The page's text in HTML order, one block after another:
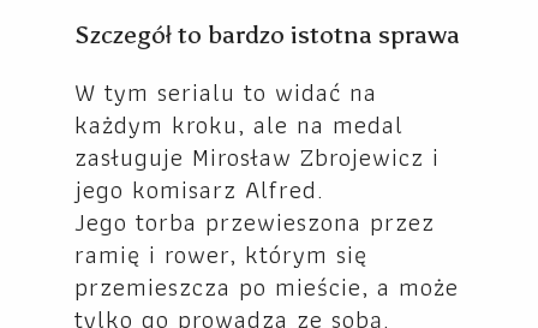
Szczegół to bardzo istotna sprawa
W tym serialu to widać na
każdym kroku, ale na medal
zasługuje Mirosław Zbrojewicz i
jego komisarz Alfred.
Jego torba przewieszona przez
ramię i rower, którym się
przemieszcza po mieście, a może
tylko go prowadza ze sobą.